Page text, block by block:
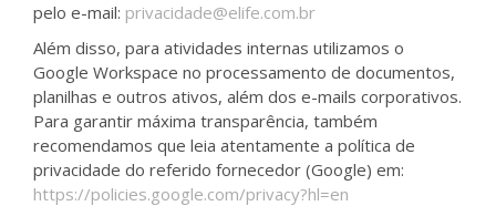
pelo e-mail: privacidade@elife.com.br
Além disso, para atividades internas utilizamos o
Google Workspace no processamento de documentos,
planilhas e outros ativos, além dos e-mails corporativos.
Para garantir máxima transparência, também
recomendamos que leia atentamente a política de
privacidade do referido fornecedor (Google) em:
https://policies.google.com/privacy?hl=en